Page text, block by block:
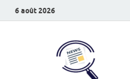
6 août 2026